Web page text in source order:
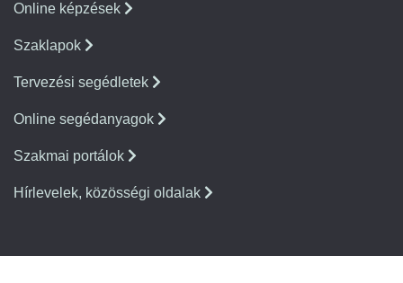
Online képzések
Szaklapok
Tervezési segédletek
Online segédanyagok
Szakmai portálok
Hírlevelek, közösségi oldalak